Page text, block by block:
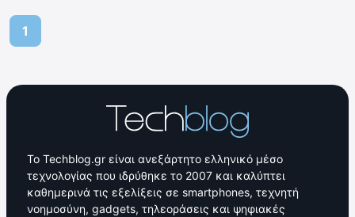
1
Το Techblog.gr είναι ανεξάρτητο ελληνικό μέσο
τεχνολογίας που ιδρύθηκε το 2007 και καλύπτει
καθημερινά τις εξελίξεις σε smartphones, τεχνητή
νοημοσύνη, gadgets, τηλεοράσεις και ψηφιακές